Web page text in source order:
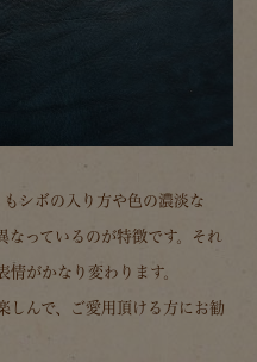
シボの入り方や色の濃淡な
なっているのが特徴です。それ
がかなり変わります。
しんで、ご愛用頂ける方にお勧